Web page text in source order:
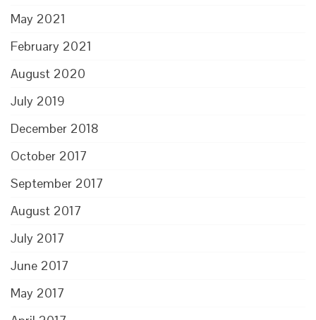
May 2021
February 2021
August 2020
July 2019
December 2018
October 2017
September 2017
August 2017
July 2017
June 2017
May 2017